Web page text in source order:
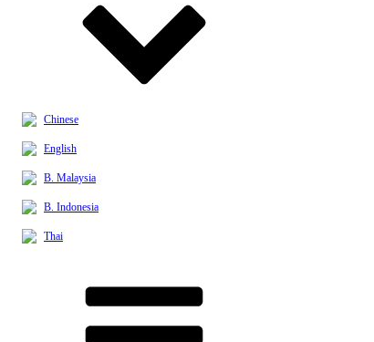
Chinese
English
B. Malaysia
B. Indonesia
Thai